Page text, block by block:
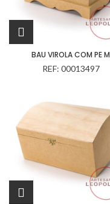
BAU VIROLA COM PE M
REF: 00013497